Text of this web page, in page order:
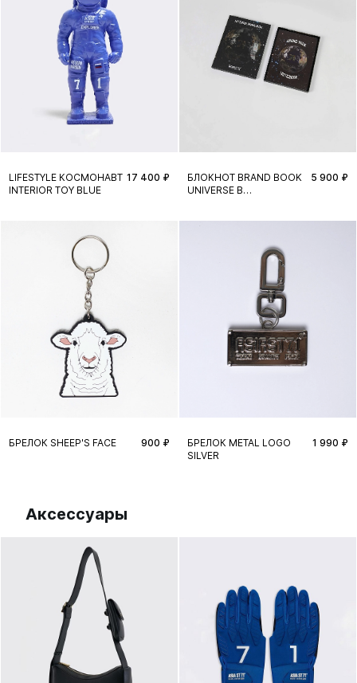
LIFESTYLE КОСМОНАВТ
INTERIOR TOY BLUE
17 400 ₽
БЛОКНОТ BRAND BOOK
UNIVERSE В
5 900 ₽
БРЕЛОК SHEEP'S FACE 900 ₽
БРЕЛОК METAL LOGO
SILVER
1 990 ₽
Аксессуары